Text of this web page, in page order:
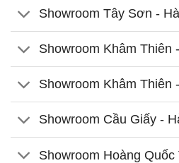
Showroom Tây Sơn -
Showroom Khâm Thiên
Showroom Khâm Thiên
Showroom Cầu Giấy -
Showroom Hoàng Quốc